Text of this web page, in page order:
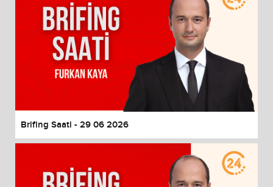
Brifing Saati - 29 06 2026